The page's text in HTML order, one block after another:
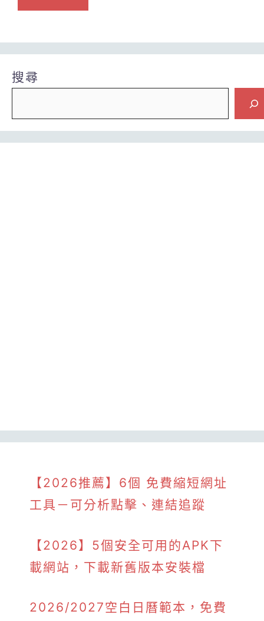
搜尋
【2026推薦】6個 免費縮短網址
工具－可分析點擊、連結追蹤
【2026】5個安全可用的APK下
載網站，下載新舊版本安裝檔
2026/2027空白日曆範本，免費